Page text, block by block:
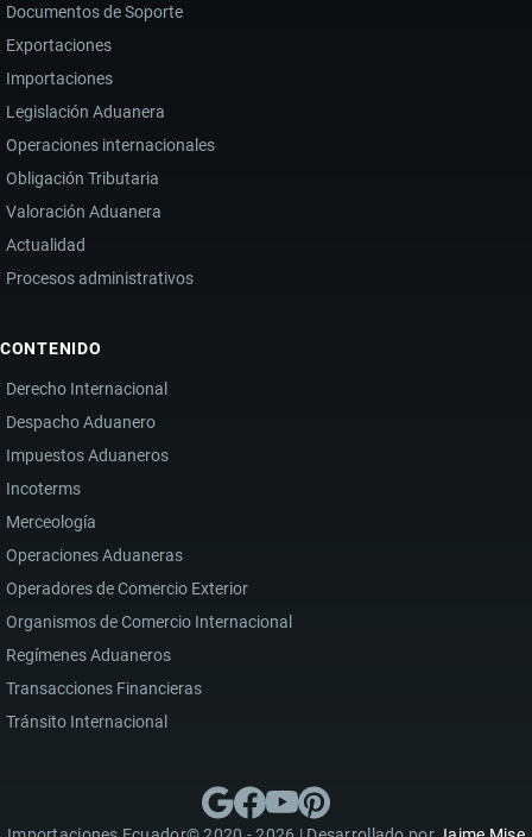
EN
LA
IMPORTACIÓN
DE
DERIVADOS
Documentos de Soporte
Exportaciones
Importaciones
Legislación Aduanera
Operaciones internacionales
Obligación Tributaria
Valoración Aduanera
Actualidad
Procesos administrativos
CONTENIDO
Derecho Internacional
Despacho Aduanero
Impuestos Aduaneros
Incoterms
Merceología
Operaciones Aduaneras
Operadores de Comercio Exterior
Organismos de Comercio Internacional
Regímenes Aduaneros
Transacciones Financieras
Tránsito Internacional